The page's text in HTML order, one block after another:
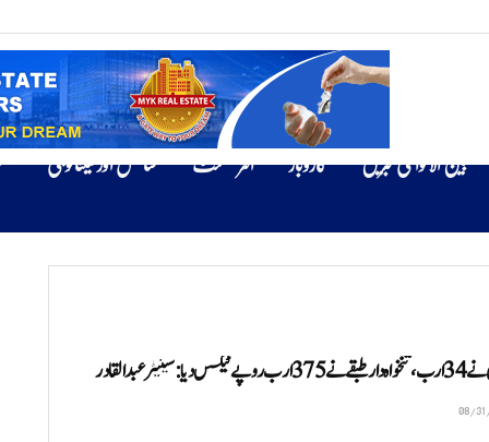
بین الاقوامی خبریں کاروبار انٹرٹینمنٹ سائنس اور ٹیکنالوجی
عبدالقادر